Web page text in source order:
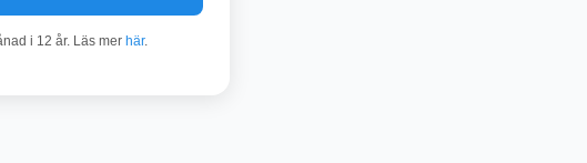
i 12 år. Läs mer här.